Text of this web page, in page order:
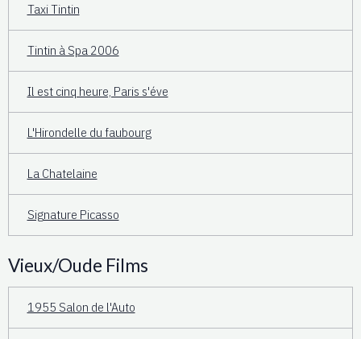
Taxi Tintin
Tintin à Spa 2006
Il est cinq heure, Paris s'éve
L'Hirondelle du faubourg
La Chatelaine
Signature Picasso
Vieux/Oude Films
1955 Salon de l'Auto